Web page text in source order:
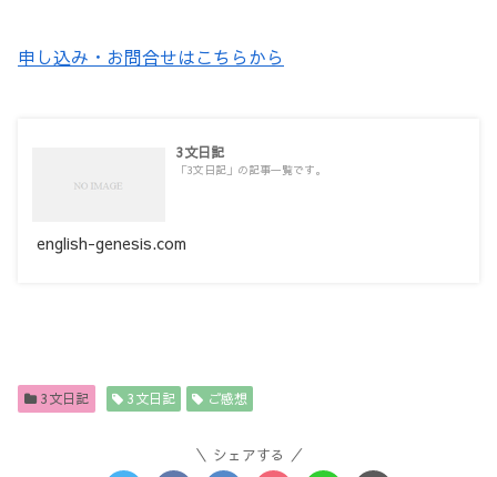
申し込み・お問合せはこちらから
3文日記
「3文日記」の記事一覧です。
english-genesis.com
3文日記 3文日記 ご感想
シェアする